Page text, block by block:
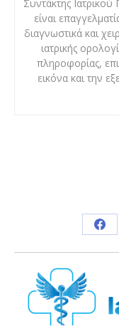
Συντάκτης
είναι
διαγνωστικά και
ιατρικής
πληροφορίας,
εικόνα και την